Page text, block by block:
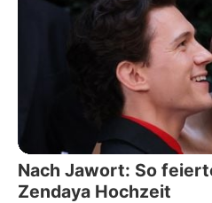
Nach Jawort: So
Zendaya Hochzeit